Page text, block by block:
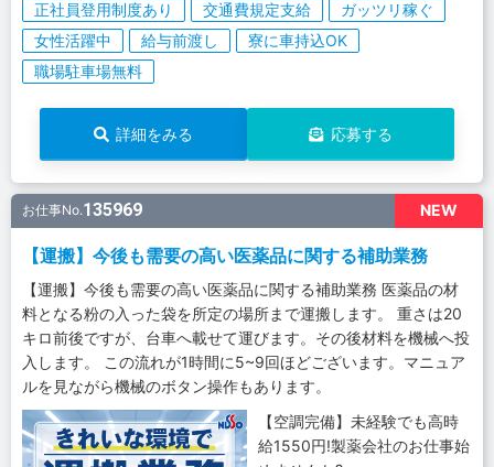
正社員登用制度あり
交通費規定支給
ガッツリ稼ぐ
女性活躍中
給与前渡し
寮に車持込OK
職場駐車場無料
詳細をみる 応募する
NEW
お仕事No.135969
【運搬】今後も需要の高い医薬品に関する補助業務
【運搬】今後も需要の高い医薬品に関する補助業務 医薬品の材
料となる粉の入った袋を所定の場所まで運搬します。 重さは20
キロ前後ですが、台車へ載せて運びます。その後材料を機械へ投
入します。 この流れが1時間に5~9回ほどございます。マニュア
ルを見ながら機械のボタン操作もあります。
【空調完備】未経験でも高時
給1550円!製薬会社のお仕事始